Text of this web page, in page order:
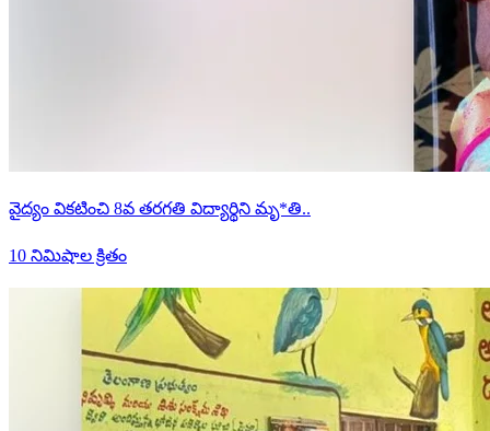
వైద్యం వికటించి 8వ తరగతి విద్యార్థిని మృ*తి..
10 నిమిషాల క్రితం